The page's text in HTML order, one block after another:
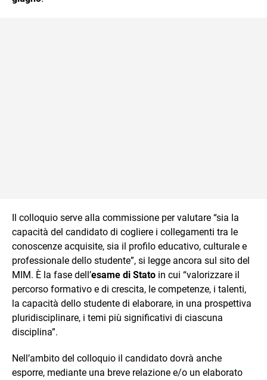
Il colloquio serve alla commissione per valutare “sia la
capacità del candidato di cogliere i collegamenti tra le
conoscenze acquisite, sia il profilo educativo, culturale e
professionale dello studente”, si legge ancora sul sito del
MIM. È la fase dell’esame di Stato in cui “valorizzare il
percorso formativo e di crescita, le competenze, i talenti,
la capacità dello studente di elaborare, in una prospettiva
pluridisciplinare, i temi più significativi di ciascuna
disciplina”.
Nell’ambito del colloquio il candidato dovrà anche
esporre, mediante una breve relazione e/o un elaborato